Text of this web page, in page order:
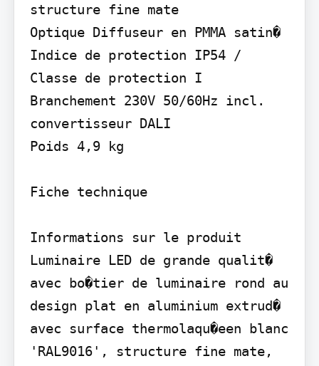
structure fine mate
Optique Diffuseur en PMMA satin�
Indice de protection IP54 /
Classe de protection I
Branchement 230V 50/60Hz incl.
convertisseur DALI
Poids 4,9 kg
Fiche technique
Informations sur le produit
Luminaire LED de grande qualit�
avec bo�tier de luminaire rond au
design plat en aluminium extrud�
avec surface thermolaqu�een blanc
'RAL9016', structure fine mate,